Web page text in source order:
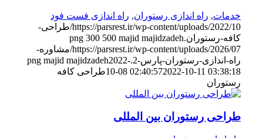
خدمات,راه اندازی رستوران,راه اندازی فست فود
https://parsrest.ir/wp-content/uploads/2022/10/طراحی-
کافه-رستوران.png
300 500 majid majidzadeh
https://parsrest.ir/wp-content/uploads/2026/07/مشاوره-
راه-اندازی-رستوران-پارس-2.png
majid majidzadeh2022-
10-08 02:40:572022-10-11 03:38:18
طراحی کافه
رستوران
طراحی رستوران بین المللی